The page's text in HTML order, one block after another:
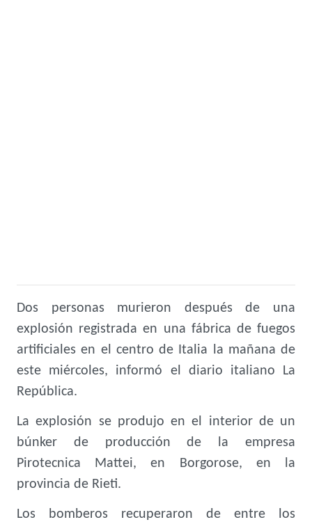
Dos personas murieron después de una
explosión registrada en una fábrica de fuegos
artificiales en el centro de Italia la mañana de
este miércoles, informó el diario italiano La
República.
La explosión se produjo en el interior de un
búnker de producción de la empresa
Pirotecnica Mattei, en Borgorose, en la
provincia de Rieti.
Los bomberos recuperaron de entre los